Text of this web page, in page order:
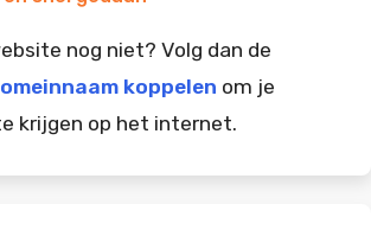
nog niet? Volg dan de
koppelen om je
krijgen op het internet.